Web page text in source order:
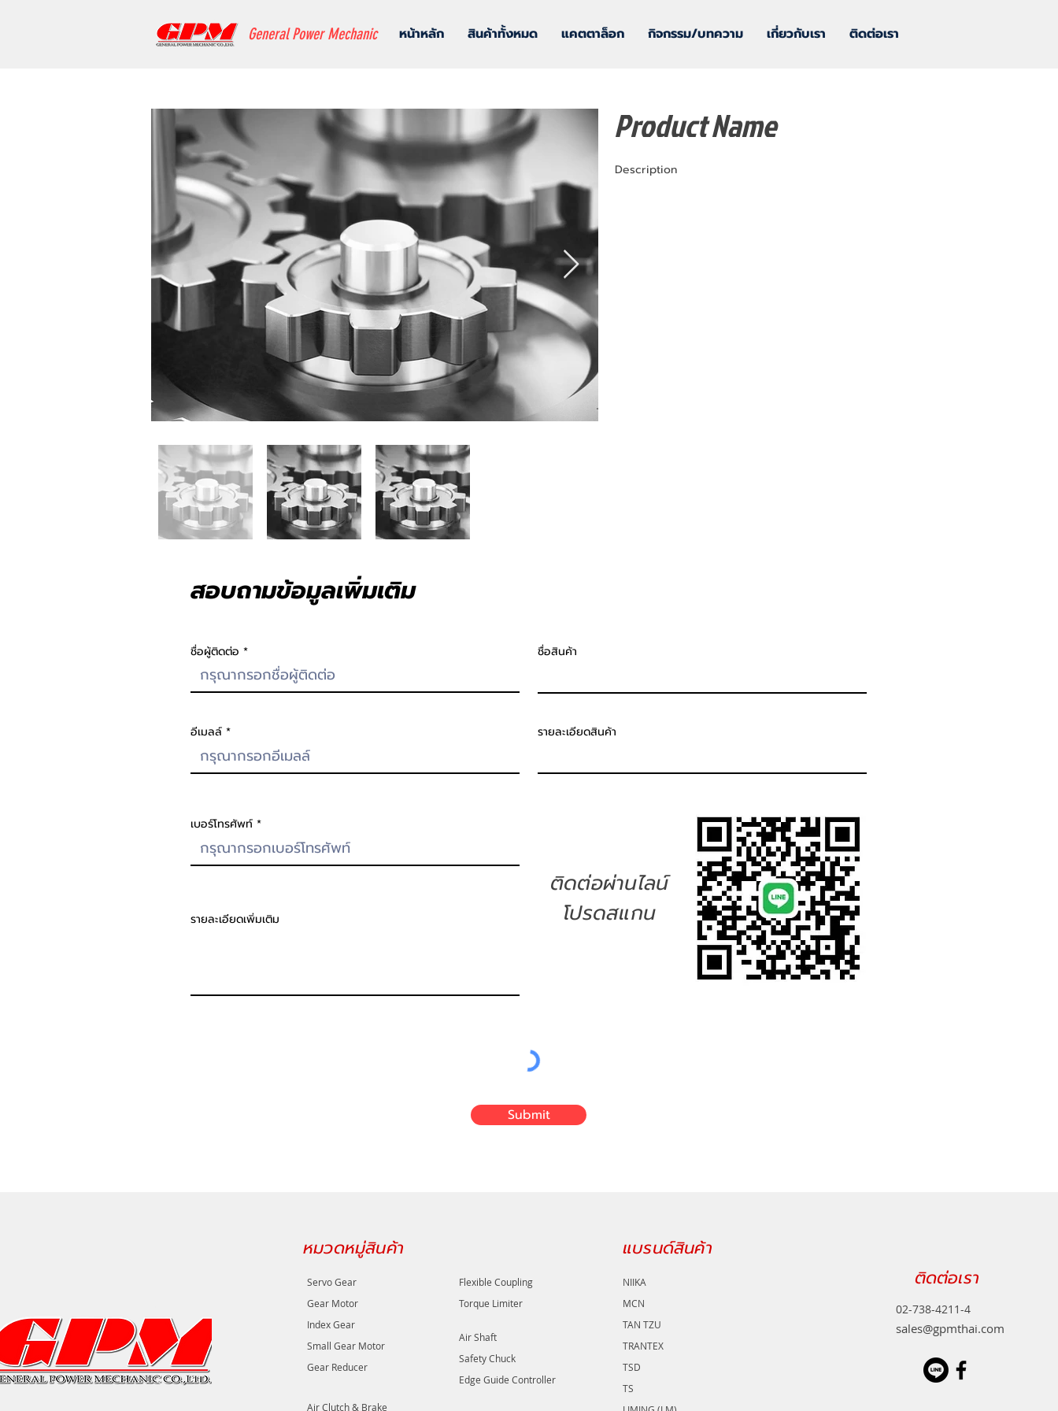
General Power Mechanic หน้าหลัก สินค้าทั้งหมด แคตตาล็อก กิจกรรม/บทความ เกี่ยวกับเรา ติดต่อเรา
Product Name
Description
สอบถามข้อมูลเพิ่มเติม
ชื่อผู้ติดต่อ ชื่อสินค้า
อีเมลล์ รายละเอียดสินค้า
เบอร์โทรศัพท์
รายละเอียดเพิ่มเติม
ติดต่อผ่านไลน์
โปรดสแกน
Submit
หมวดหมู่สินค้า
Servo Gear
Gear Motor
Index Gear
Small Gear Motor
Gear Reducer
Flexible Coupling
Torque Limiter
Air Shaft
Safety Chuck
Edge Guide Controller
Air Clutch & Brake
แบรนด์สินค้า
NIIKA
MCN
TAN TZU
TRANTEX
TSD
TS
ติดต่อเรา
02-738-4211-4
sales@gpmthai.com